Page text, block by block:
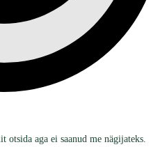
otsida aga ei saanud me nägijateks.